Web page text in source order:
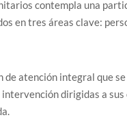
contempla una
en tres áreas clave:
atención integral que
dirigidas a